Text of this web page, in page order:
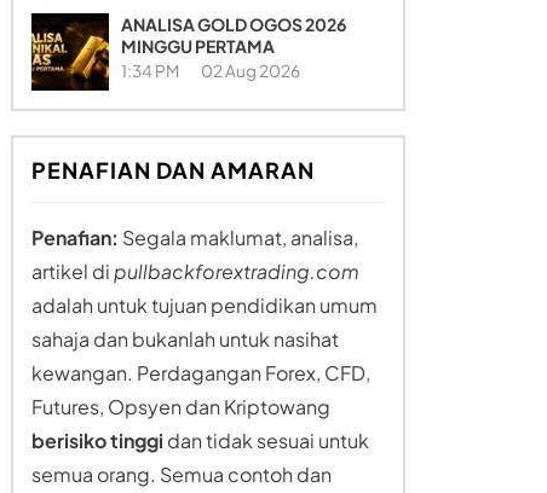
ANALISA GOLD OGOS 2026
MINGGU PERTAMA
1:34 PM 02 Aug 2026
PENAFIAN DAN AMARAN
Penafian: Segala maklumat, analisa,
artikel dipullbackforextrading.com
adalah untuk tujuan pendidikan umum
sahaja dan bukanlah untuk nasihat
kewangan. Perdagangan Forex, CFD,
Futures, Opsyen dan Kriptowang
berisiko tinggi dan tidak sesuai untuk
semua orang. Semua contoh dan